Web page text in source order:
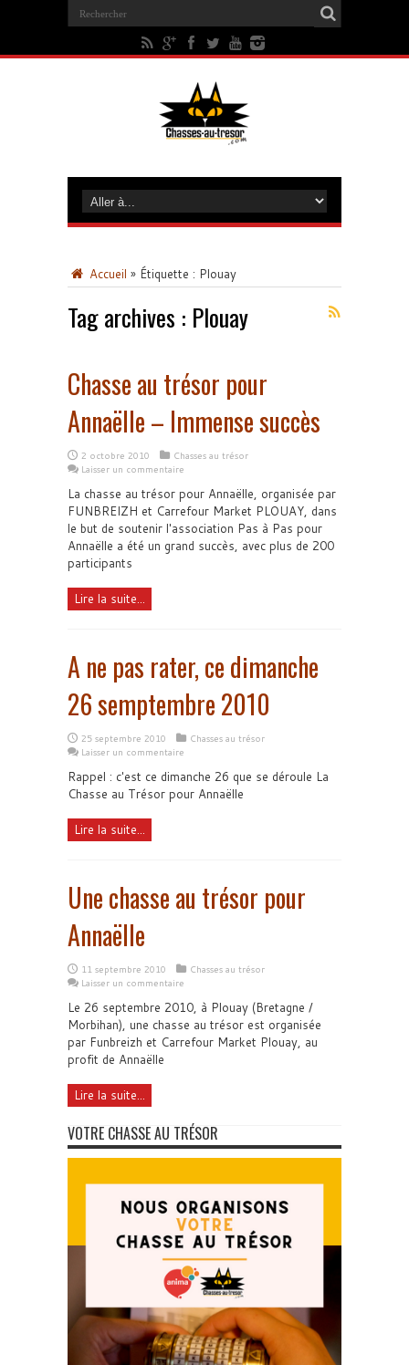
Accueil » Étiquette : Plouay
Tag archives : Plouay
Chasse au trésor pour
Annaëlle – Immense succès
2 octobre 2010
Chasses au trésor
Laisser un commentaire
La chasse au trésor pour Annaëlle, organisée par
FUNBREIZH et Carrefour Market PLOUAY, dans
le but de soutenir l'association Pas à Pas pour
Annaëlle a été un grand succès, avec plus de 200
participants
Lire la suite...
A ne pas rater, ce dimanche
26 semptembre 2010
25 septembre 2010
Chasses au trésor
Laisser un commentaire
Rappel : c'est ce dimanche 26 que se déroule La
Chasse au Trésor pour Annaëlle
Lire la suite...
Une chasse au trésor pour
Annaëlle
11 septembre 2010
Chasses au trésor
Laisser un commentaire
Le 26 septembre 2010, à Plouay (Bretagne /
Morbihan), une chasse au trésor est organisée
par Funbreizh et Carrefour Market Plouay, au
profit de Annaëlle
Lire la suite...
VOTRE CHASSE AU TRÉSOR